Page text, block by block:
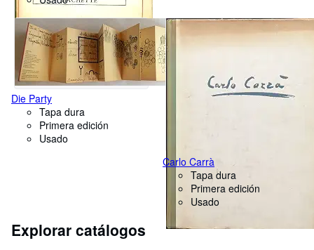
Die Party
Tapa dura
Primera edición
Usado
Carlo Carrà
Tapa dura
Primera edición
Usado
Explorar catálogos